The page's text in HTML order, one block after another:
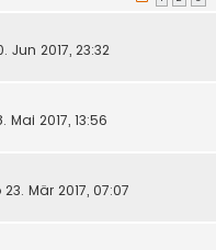
Jun 2017, 23:32
Mai 2017, 13:56
23. Mär 2017, 07:07